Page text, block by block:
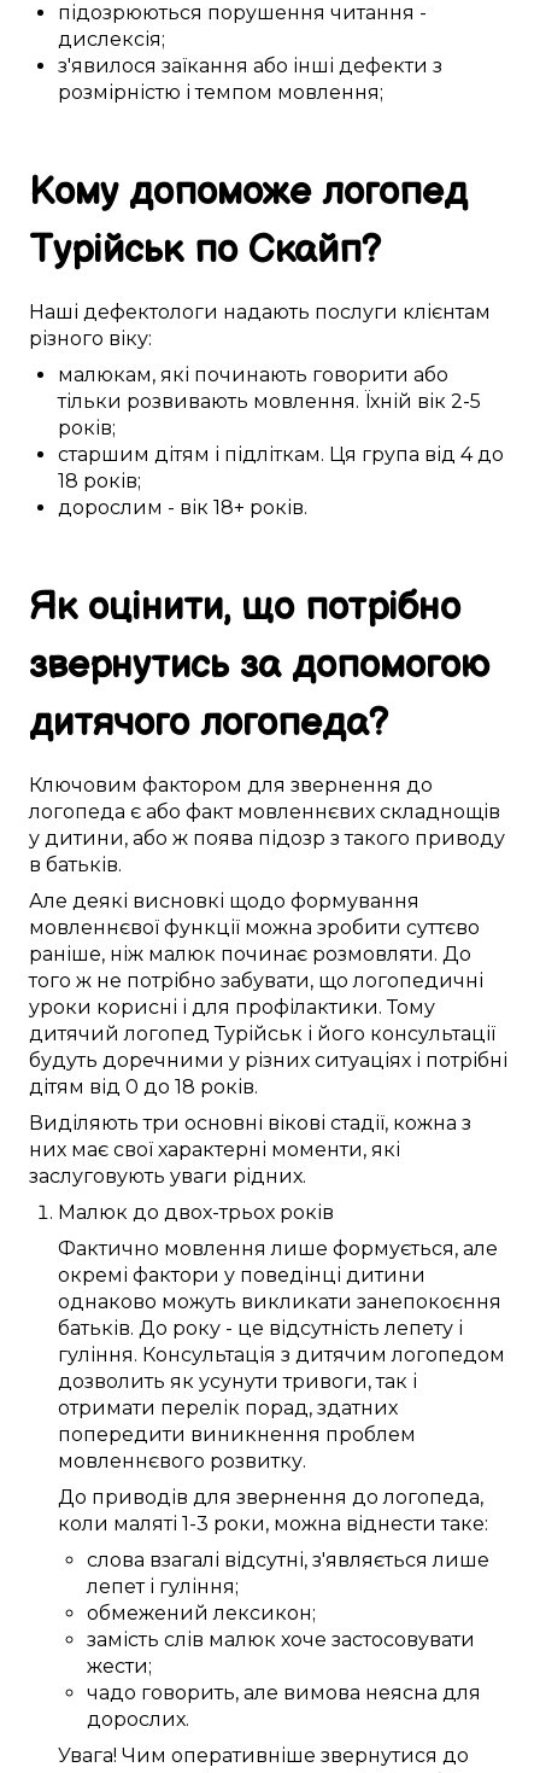
підозрюються порушення читання -
дислексія;
з'явилося заїкання або інші дефекти з
розмірністю ітемпом мовлення;
Кому допоможелогопед
Турійськ по Скайп?
Наші дефектологи надають послуги клієнтам
різного віку:
малюкам, які починають говорити або
тільки розвивають мовлення. Їхній вік 2-5
років;
старшим дітям і підліткам. Ця група від 4 до
18 років;
дорослим - вік 18+ років.
Як оцінити, що потрібно
звернутись за допомогою
дитячого логопеда?
Ключовим фактором для звернення до
логопеда є або факт мовленнєвих складнощів
у дитини, або ж поява підозр зтакого приводу
в батьків.
Але деякі висновкі щодо формування
мовленнєвої функції можна зробити суттєво
раніше, ніж малюк починає розмовляти. До
того ж не потрібно забувати, що логопедичні
уроки корисні і для профілактики.Тому
дитячий логопедТурійськ і його консультації
будуть доречними у різних ситуаціях і потрібні
дітям від 0 до 18 років.
Виділяютьтри основні вікові стадії, кожна з
них має свої характерні моменти, які
заслуговують уваги рідних.
Малюк до двох-трьох років
Фактично мовлення лише формується, але
окремі фактори у поведінці дитини
однаково можуть викликати занепокоєння
батьків. До року - це відсутністьлепету і
гуління. Консультація з дитячим логопедом
дозволить як усунутитривоги, так і
отримати перелік порад, здатних
попередити виникнення проблем
мовленнєвого розвитку.
До приводів для звернення дологопеда,
коли маляті 1-3 роки, можна віднести таке:
слова взагалі відсутні, з'являється лише
лепеті гуління;
обмежений лексикон;
замість слів малюк хоче застосовувати
жести;
чадо говорить, але вимова неясна для
дорослих.
Увага! Чим оперативніше звернутися до